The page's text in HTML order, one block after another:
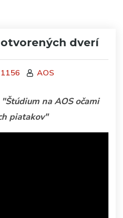
dverí
AOS
"Štúdium na AOS očami
piatakov"